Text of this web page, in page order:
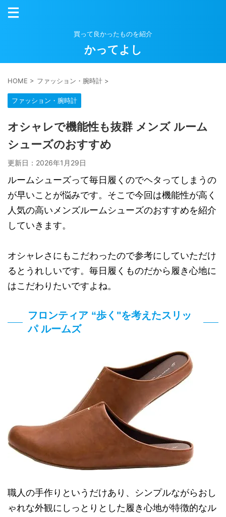
買って良かったものを紹介
かってよし
HOME > ファッション・腕時計 >
ファッション・腕時計
オシャレで機能性も抜群 メンズ ルーム
シューズのおすすめ
更新日： 2026年1月29日
ルームシューズって毎日履くのでヘタってしまうの
が早いことが悩みです。そこで今回は機能性が高く
人気の高いメンズルームシューズのおすすめを紹介
していきます。
オシャレさにもこだわったので参考にしていただけ
るとうれしいです。毎日履くものだから履き心地に
はこだわりたいですよね。
フロンティア “歩く"を考えたスリッ
パ ルームズ
職人の手作りというだけあり、シンプルながらおし
ゃれな外観にしっとりとした履き心地が特徴的なル